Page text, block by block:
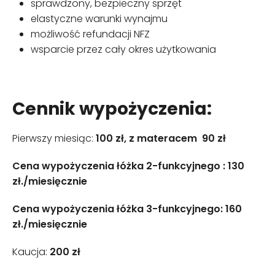
sprawdzony, bezpieczny sprzęt
elastyczne warunki wynajmu
możliwość refundacji NFZ
wsparcie przez cały okres użytkowania
Cennik wypożyczenia:
Pierwszy miesiąc: 100 zł, z materacem 90 zł
Cena wypożyczenia łóżka 2-funkcyjnego : 130
zł./miesięcznie
Cena wypożyczenia łóżka 3-funkcyjnego: 160
zł./miesięcznie
Kaucja: 200 zł